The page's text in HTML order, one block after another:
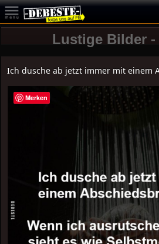
Lustige Bilder -
Ich dusche ab jetzt immer mit einem
Merken